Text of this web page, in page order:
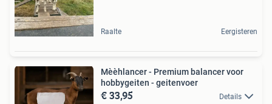
Raalte Eergisteren
Mèèhlancer - Premium balancer voor
hobbygeiten - geitenvoer
€ 33,95 Details